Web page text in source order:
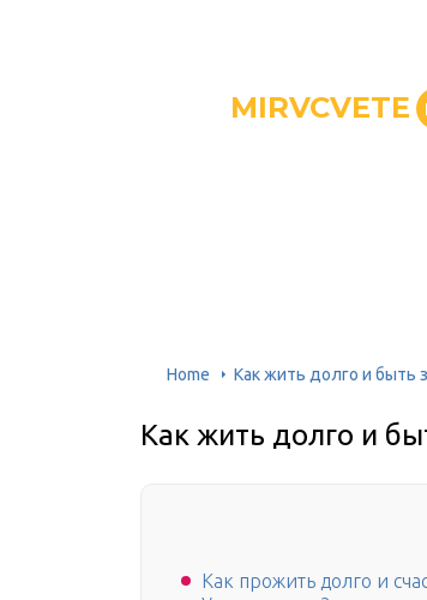
MIRVCVETE
Home Как жить долго и быть
Как жить долго и
Как прожить долго и